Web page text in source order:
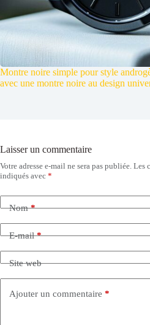
Montre noire simple pour style
avec une montre noire au design
Laisser un commentaire
Votre adresse e-mail ne sera pas publiée. Les
indiqués avec *
Nom*
E-mail*
Site web
Ajouter un commentaire *